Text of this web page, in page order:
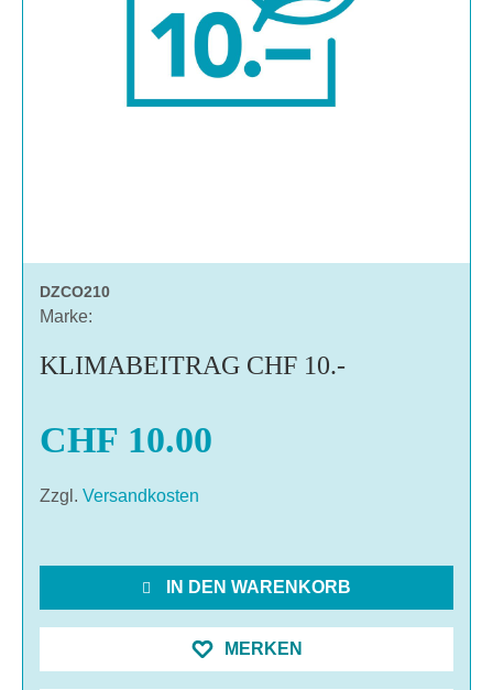
DZCO210
Marke:
KLIMABEITRAG CHF 10.-
CHF 10.00
Zzgl. Versandkosten
IN DEN WARENKORB
MERKEN